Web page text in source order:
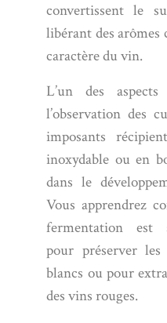
convertissent le
libérant des
caractère du vin.
L’un des
l’observation des
imposants
inoxydable ou en
dans le
Vous apprendrez
fermentation est
pour préserver
blancs ou pour
des vins rouges.